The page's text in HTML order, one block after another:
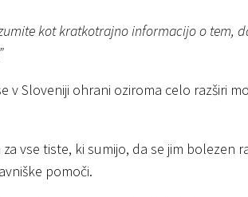
kot kratkotrajno informacijo o tem,
v Sloveniji ohrani oziroma celo razširi
vse tiste, ki sumijo, da se jim bolezen
pomoči.